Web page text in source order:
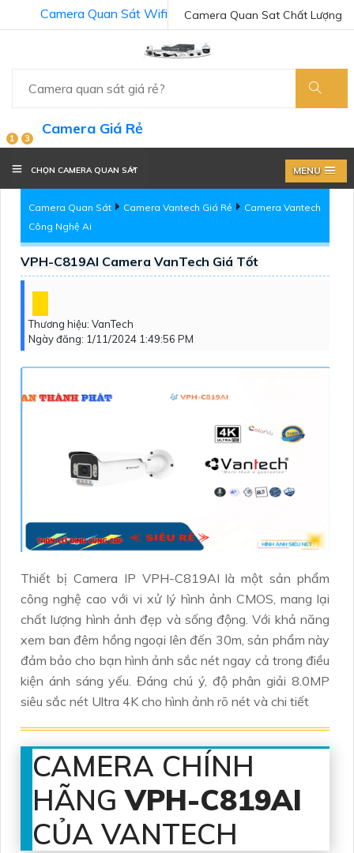
Camera Quan Sat Chất Lượng
Camera Quan Sát Wifi
1 3
Camera Giá Rẻ
CHỌN CAMERA QUAN SÁT MENU
Camera Quan Sát Camera Vantech Giá Rẻ
Camera Vantech
Công Nghệ Ai
VPH-C819AI Camera VanTech Giá Tốt
Thương hiệu: VanTech
Ngày đăng: 1/11/2024 1:49:56 PM
Thiết bị Camera IP VPH-C819AI là một sản phẩm
công nghệ cao với vi xử lý hình ảnh CMOS, mang lại
chất lượng hình ảnh đẹp và sống động. Với khả năng
xem ban đêm hồng ngoại lên đến 30m, sản phẩm này
đảm bảo cho bạn hình ảnh sắc nét ngay cả trong điều
kiện ánh sáng yếu. Đáng chú ý, độ phân giải 8.0MP
siêu sắc nét Ultra 4K cho hình ảnh rõ nét và chi tiết
CAMERA CHÍNH
HÃNGVPH-C819AI
CỦA VANTECH